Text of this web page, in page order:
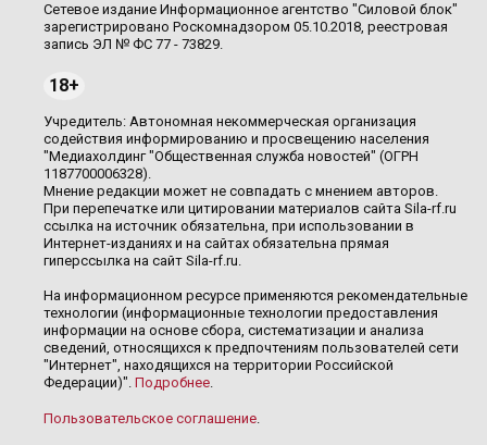
Сетевое издание Информационное агентство "Силовой блок"
зарегистрировано Роскомнадзором 05.10.2018, реестровая
запись ЭЛ № ФС 77 - 73829.
18+
Учредитель: Автономная некоммерческая организация
содействия информированию и просвещению населения
"Медиахолдинг "Общественная служба новостей" (ОГРН
1187700006328).
Мнение редакции может не совпадать с мнением авторов.
При перепечатке или цитировании материалов сайта Sila-rf.ru
ссылка на источник обязательна, при использовании в
Интернет-изданиях и на сайтах обязательна прямая
гиперссылка на сайт Sila-rf.ru.
На информационном ресурсе применяются рекомендательные
технологии (информационные технологии предоставления
информации на основе сбора, систематизации и анализа
сведений, относящихся к предпочтениям пользователей сети
"Интернет", находящихся на территории Российской
Федерации)". Подробнее.
Пользовательское соглашение.